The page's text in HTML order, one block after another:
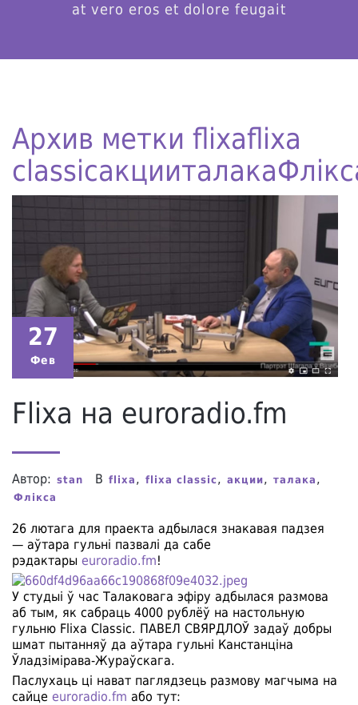
at vero eros et dolore feugait
Архив метки flixaflixa
classicакцииталака
27
Фев
Flixa на euroradio.fm
Автор: stan В flixa , flixa classic, акции, талака ,
Флікса
26 лютага для праекта адбылася знакавая падзея
— аўтара гульні пазвалі да сабе
рэдактары euroradio.fm!
У студыі ў час Талаковага эфіру адбылася размова
аб тым, як сабраць 4000 рублёў на настольную
гульню Flixa Classic. ПАВЕЛ СВЯРДЛОЎ задаў добры
шмат пытанняў да аўтара гульні Канстанціна
Ўладзімірава-Жураўскага.
Паслухаць ці нават паглядзець размову магчыма на
сайце euroradio.fm або тут: